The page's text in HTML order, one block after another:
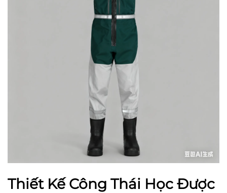
Thiết Kế Công Thái Học Được